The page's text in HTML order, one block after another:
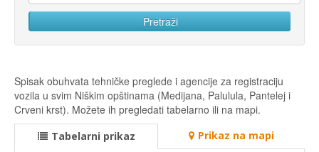
Spisak obuhvata tehničke preglede i agencije za registraciju
vozila u svim Niškim opštinama (Medijana, Palulula, Pantelej i
Crveni krst). Možete ih pregledati tabelarno ili na mapi.
Tabelarni prikaz Prikaz na mapi